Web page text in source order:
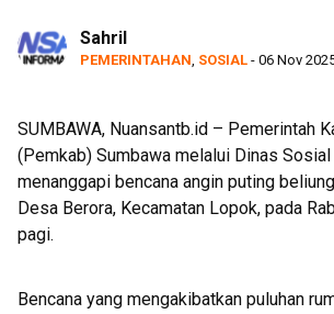
Sahril
PEMERINTAHAN SOSIAL - 06 Nov
SUMBAWA, Nuansantb.id – Pemerintah
(Pemkab) Sumbawa melalui Dinas
menanggapi bencana angin puting
Desa Berora, Kecamatan Lopok, pada
pagi.
Bencana yang mengakibatkan puluhan